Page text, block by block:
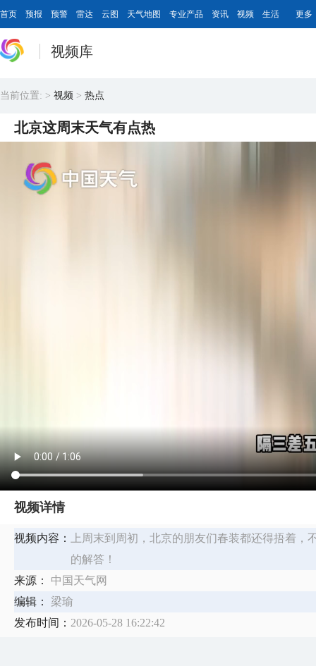
首页 预报 预警 雷达 云图 天气地图 专业产品 资讯 视频 生活 更多
视频库
当前位置: > 视频 > 热点
北京这周末天气有点热
视频详情
视频内容：
上周末到周初，北京的朋友们春装都还得捂着
的解答！
来源：
中国天气网
编辑：
梁瑜
发布时间： 2026-05-28 16:22:42